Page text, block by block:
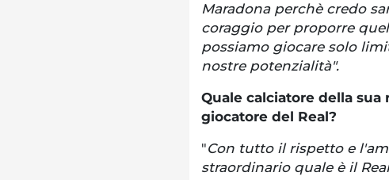
Maradona perchè credo
coraggio per proporre
possiamo giocare solo
nostre potenzialità".
Quale calciatore della
giocatore del Real?
"Con tutto il rispetto e
straordinario quale è il